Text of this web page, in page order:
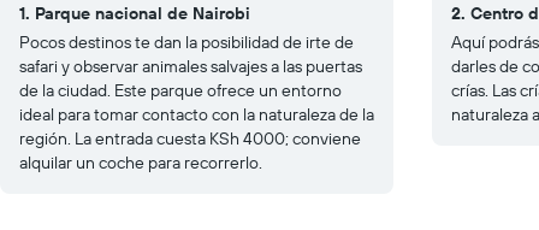
1. Parque nacional de Nairobi
Pocos destinos te dan la posibilidad de irte de
safari y observar animales salvajes a las puertas
de la ciudad. Este parque ofrece un entorno
ideal para tomar contacto con la naturaleza de la
región. La entrada cuesta KSh 4000; conviene
alquilar un coche para recorrerlo.
2. Centro
Aquí
darles de
crías. Las
naturaleza